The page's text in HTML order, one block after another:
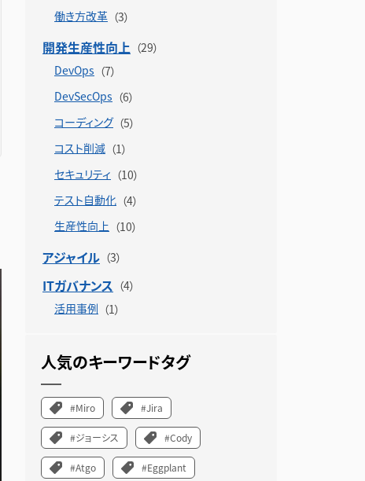
働き方改革
開発生産性向上
DevOps
DevSecOps
コーディング
コスト削減
セキュリティ
テスト自動化
生産性向上
アジャイル
ITガバナンス
活用事例
人気のキーワードタグ
#Miro #Jira
#ジョーシス #Cody
#Atgo #Eggplant